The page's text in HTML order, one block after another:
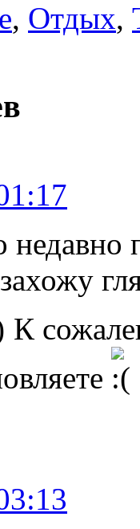
, Отдых,
недавно
К